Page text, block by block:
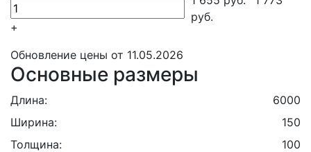
+
руб.
Обновление цены от 11.05.2026
Основные размеры
Длина:
6000
Ширина:
150
Толщина:
100